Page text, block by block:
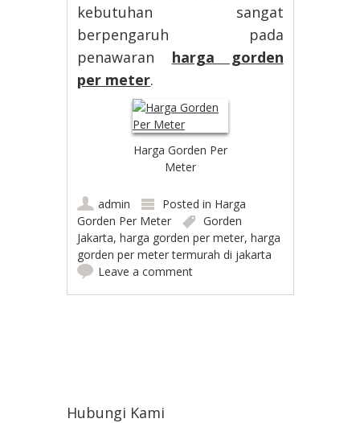
kebutuhan sangat
berpengaruh pada
penawaran harga gorden
per meter.
Harga Gorden Per
Meter
admin Posted in Harga
Gorden Per Meter
Gorden
Jakarta,harga gorden per meter,harga
gorden per meter termurah di jakarta
Leave a comment
Hubungi Kami